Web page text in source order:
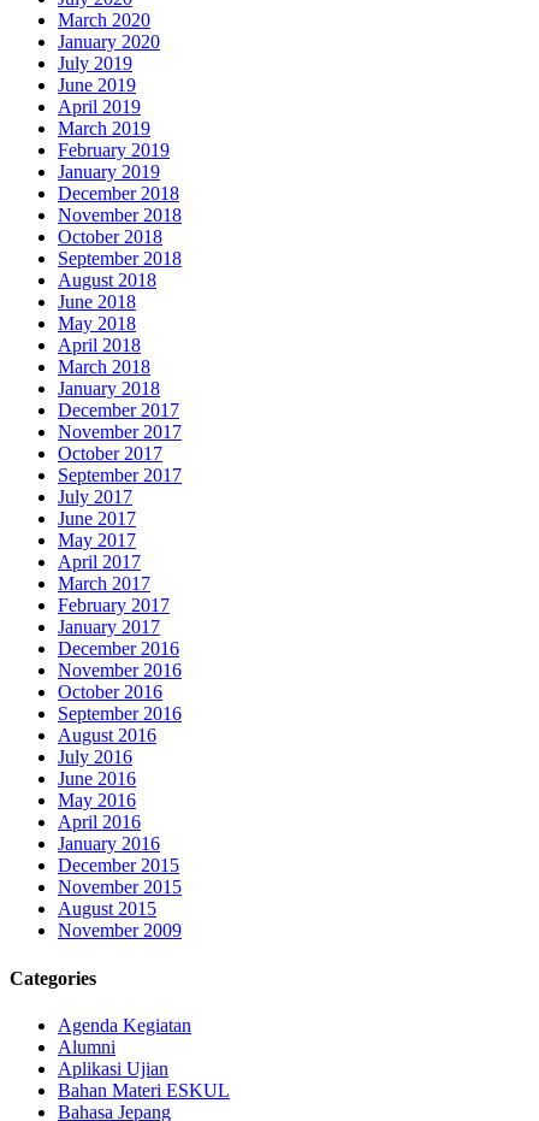
March 2020
January 2020
July 2019
June 2019
April 2019
March 2019
February 2019
January 2019
December 2018
November 2018
October 2018
September 2018
August 2018
June 2018
May 2018
April 2018
March 2018
January 2018
December 2017
November 2017
October 2017
September 2017
July 2017
June 2017
May 2017
April 2017
March 2017
February 2017
January 2017
December 2016
November 2016
October 2016
September 2016
August 2016
July 2016
June 2016
May 2016
April 2016
January 2016
December 2015
November 2015
August 2015
November 2009
Categories
Agenda Kegiatan
Alumni
Aplikasi Ujian
Bahan Materi ESKUL
Bahasa Jepang